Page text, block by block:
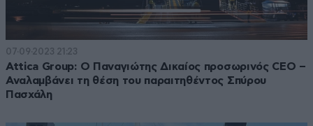
07·09·2023 21:23
Attica Group: O Παναγιώτης Δικαίος προσωρινός CEO –
Αναλαμβάνει τη θέση του παραιτηθέντος Σπύρου
Πασχάλη